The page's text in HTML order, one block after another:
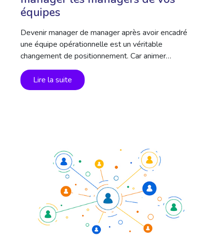
équipes
Devenir manager de manager après avoir encadré
une équipe opérationnelle est un véritable
changement de positionnement. Car animer…
Lire la suite